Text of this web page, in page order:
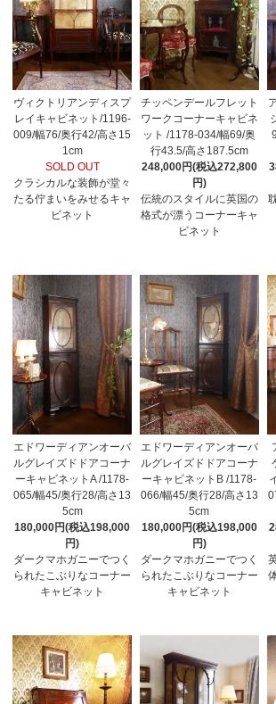
ヴィクトリアンディスプ
レイキャビネット/1196-
009/幅76/奥行42/高さ15
1cm
SOLD OUT
クラシカルな装飾が堂々
たる佇まいをみせるキャ
ビネット
チッペンデールフレット
ワークコーナーキャビネ
ット /1178-034/幅69/奥
行43.5/高さ187.5cm
248,000円(税込272,800
円)
伝統のスタイルに英国の
格式が漂うコーナーキャ
ビネット
エドワーディアンオーバ
ルグレイズドドアコーナ
ーキャビネットA /1178-
065/幅45/奥行28/高さ13
5cm
180,000円(税込198,000
円)
ダークマホガニーでつく
られたこぶりなコーナー
キャビネット
エドワーディアンオーバ
ルグレイズドドアコーナ
ーキャビネットB /1178-
066/幅45/奥行28/高さ13
5cm
180,000円(税込198,000
円)
ダークマホガニーでつく
られたこぶりなコーナー
キャビネット